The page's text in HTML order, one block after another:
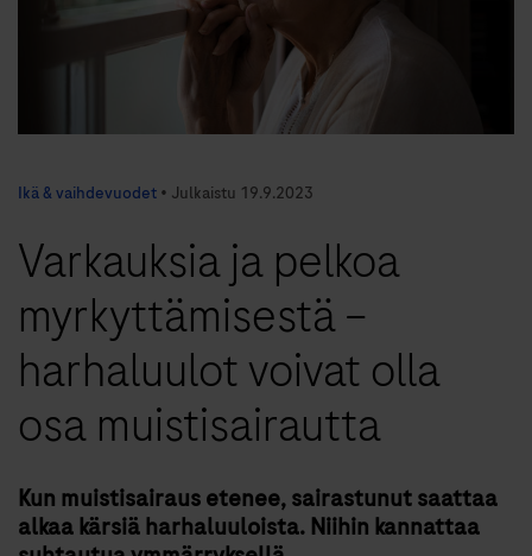
Ikä & vaihdevuodet • Julkaistu 19.9.2023
Varkauksia ja pelkoa
myrkyttämisestä –
harhaluulot voivat olla
osa muistisairautta
Kun muistisairaus etenee, sairastunut saattaa
alkaa kärsiä harhaluuloista. Niihin kannattaa